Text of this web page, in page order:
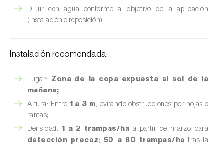
Diluir con agua conforme al objetivo de la aplicación
(instalación o reposición).
Instalación recomendada:
Lugar: Zona de la copa expuesta al sol de la
mañana;
Altura: Entre 1 a 3 m , evitando obstrucciones por hojas o
ramas;
Densidad: 1 a 2 trampas/ha a partir de marzo para
detección precoz ;50 a 80 trampas/ha tras la